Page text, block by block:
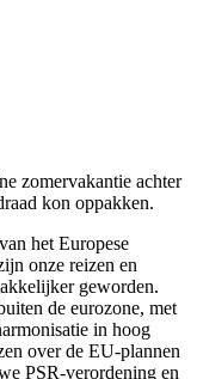
zomervakantie achter
kon oppakken.
het Europese
onze reizen en
geworden.
de eurozone, met
in hoog
over de EU-plannen
PSR-verordening en